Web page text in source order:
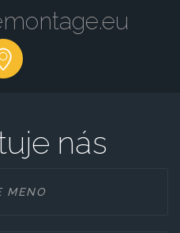
nás